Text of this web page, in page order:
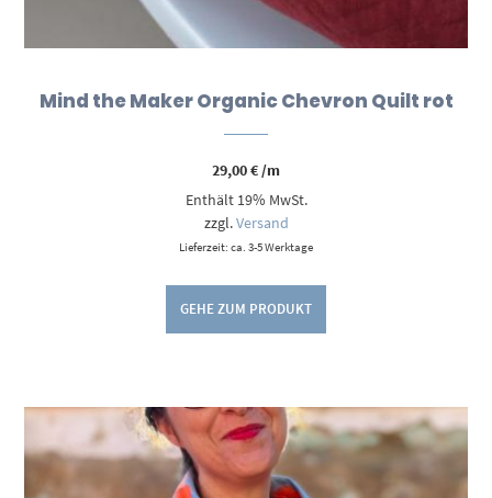
Mind the Maker Organic Chevron Quilt rot
29,00€/m
Enthält 19% MwSt.
zzgl.Versand
Lieferzeit: ca. 3-5 Werktage
GEHE ZUM PRODUKT